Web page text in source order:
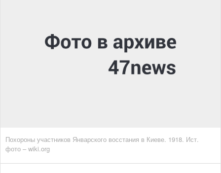
Похороны участников Январского восстания в Киеве. 1918. Ист.
фото – wiki.org